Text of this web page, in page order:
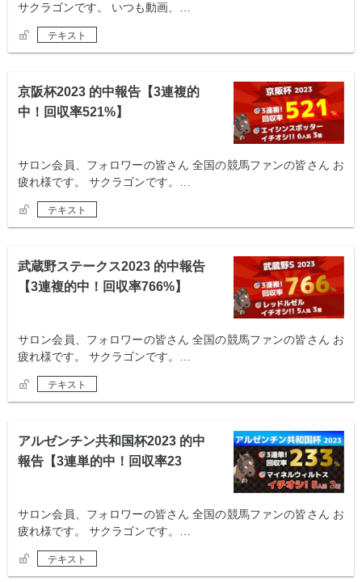
サクラゴンです。 いつも動画、…
テキスト
京阪杯2023 的中報告【3連複的
中！回収率521%】
サロン会員、フォロワーの皆さん 全国の競馬ファンの皆さん お
疲れ様です。 サクラゴンです。…
テキスト
武蔵野ステークス2023 的中報告
【3連複的中！回収率766%】
サロン会員、フォロワーの皆さん 全国の競馬ファンの皆さん お
疲れ様です。 サクラゴンです。…
テキスト
アルゼンチン共和国杯2023 的中
報告【3連単的中！回収率23
サロン会員、フォロワーの皆さん 全国の競馬ファンの皆さん お
疲れ様です。 サクラゴンです。…
テキスト